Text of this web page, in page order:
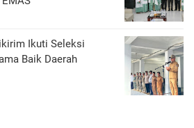
Ikuti Seleksi
Baik Daerah